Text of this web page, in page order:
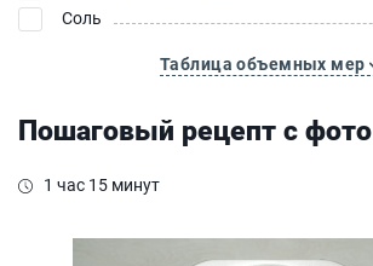
Соль
Таблица объемных мер
Пошаговый рецепт с фото
1 час 15 минут